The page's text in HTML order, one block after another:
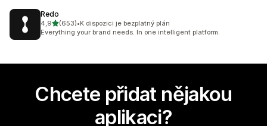
Redo
4,9z 5 hvězd
(653)
Celkový počet recenzí: 653
•K dispozici je bezplatný plán
Everything your brand needs. In one intelligent platform.
Chcete přidat nějakou
aplikaci?